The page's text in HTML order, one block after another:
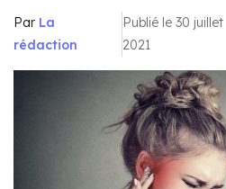
Par La
rédaction
Publié le 30 juillet
2021